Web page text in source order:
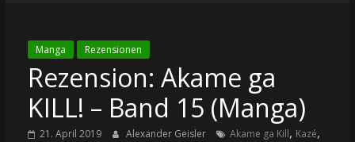
Manga Rezensionen
Rezension: Akame ga
KILL! – Band 15 (Manga)
21. April 2019 Alexander Geisler Akame ga Kill, Kazé,